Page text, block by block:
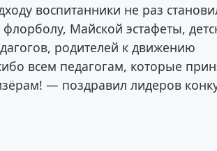
воспитанники не раз
Майской эстафеты,
родителей к движению
всем педагогам, которые
— поздравил лидеров